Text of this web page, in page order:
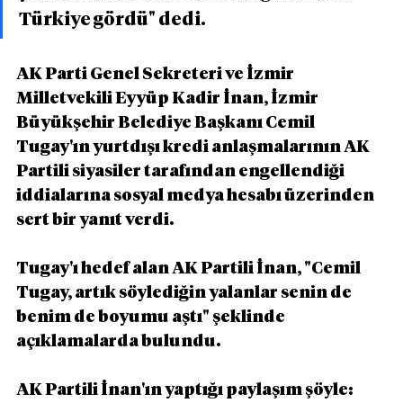
Türkiye gördü" dedi.
AK Parti Genel Sekreteri ve İzmir
Milletvekili Eyyüp Kadir İnan, İzmir
Büyükşehir Belediye Başkanı Cemil
Tugay'ın yurtdışı kredi anlaşmalarının AK
Partili siyasiler tarafından engellendiği
iddialarına sosyal medya hesabı üzerinden
sert bir yanıt verdi.
Tugay'ı hedef alan AK Partili İnan, "Cemil
Tugay, artık söylediğin yalanlar senin de
benim de boyumu aştı" şeklinde
açıklamalarda bulundu.
AK Partili İnan'ın yaptığı paylaşım şöyle: